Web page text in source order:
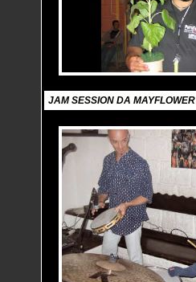
JAM SESSION DA MAYFLOWER